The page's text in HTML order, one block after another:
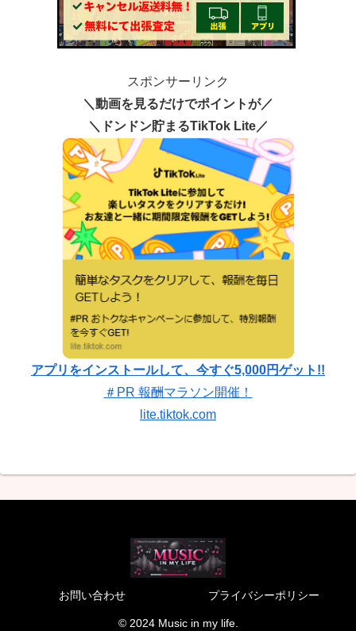
スポンサーリンク
＼動画を見るだけでポイントが／
＼ドンドン貯まるTikTok Lite／
アプリをインストールして、今すぐ5,000円ゲット!!
＃PR 報酬マラソン開催！
lite.tiktok.com
お問い合わせ プライバシーポリシー
© 2024 Music in my life.